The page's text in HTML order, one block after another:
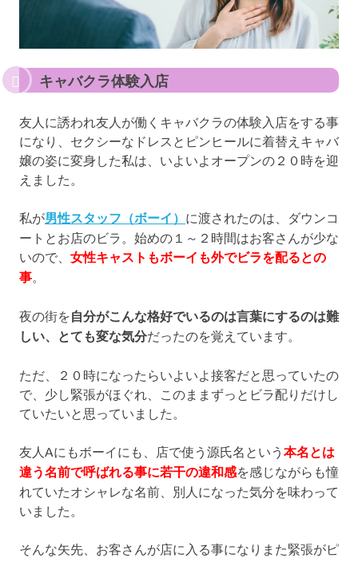
キャバクラ体験入店
友人に誘われ友人が働くキャバクラの体験入店をする事
になり、セクシーなドレスとピンヒールに着替えキャバ
嬢の姿に変身した私は、いよいよオープンの２０時を迎
えました。
私が男性スタッフ（ボーイ） に渡されたのは、ダウンコ
ートとお店のビラ。始めの１～２時間はお客さんが少な
いので、 女性キャストもボーイも外でビラを配るとの
事
夜の街を自分がこんな格好でいるのは言葉にするのは難
しい、とても変な気分だったのを覚えています。
ただ、２０時になったらいよいよ接客だと思っていたの
で、少し緊張がほぐれ、このままずっとビラ配りだけし
ていたいと思っていました。
友人Aにもボーイにも、店で使う源氏名という 本名とは
違う名前で呼ばれる事に若干の違和感を感じながらも憧
れていたオシャレな名前、別人になった気分を味わって
いました。
そんな矢先、お客さんが店に入る事になりまた緊張がピ